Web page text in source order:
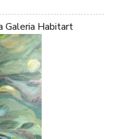
Galeria Habitart